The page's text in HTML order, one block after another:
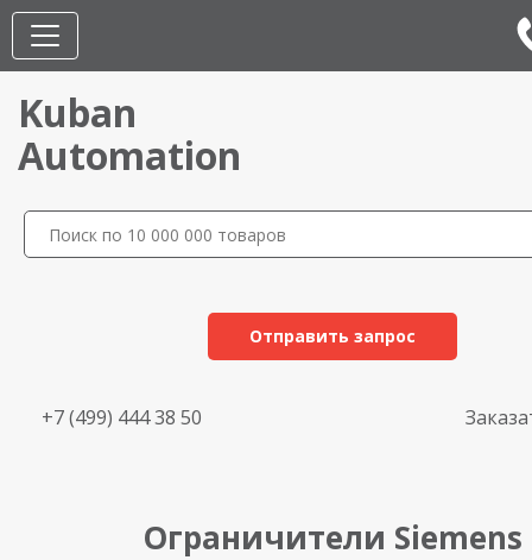
Kuban
Automation
Отправить запрос
+7 (499) 444 38 50
Ограничители Siemens